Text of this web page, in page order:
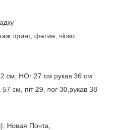
принт, фатин, чіпко
см, НОг 27 см рукав 36 см
см, піт 29, пог 30,рукав 38
Новая Почта,